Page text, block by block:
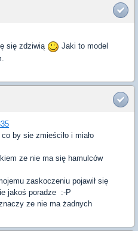
się zdziwią
Jaki to model
by sie zmieściło i miało
ze nie ma się hamulców
zaskoczeniu pojawił się
jakoś poradze :-P
ze nie ma żadnych